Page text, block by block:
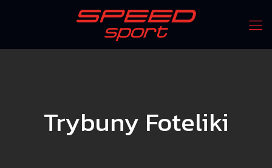
Trybuny Foteliki